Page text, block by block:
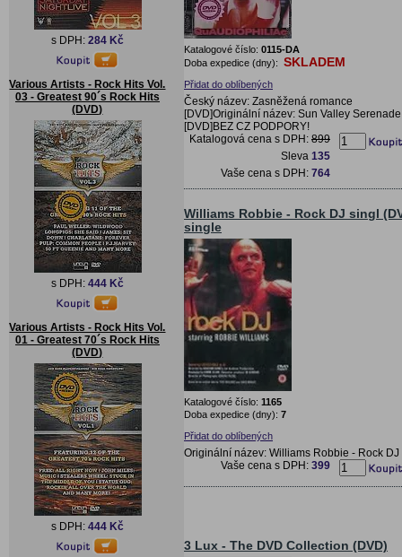
s DPH: 284 Kč
Various Artists - Rock Hits Vol.
03 - Greatest 90´s Rock Hits
(DVD)
s DPH: 444 Kč
Various Artists - Rock Hits Vol.
01 - Greatest 70´s Rock Hits
(DVD)
s DPH: 444 Kč
Katalogové číslo: 0115-DA
Doba expedice (dny): SKLADEM
Přidat do oblíbených
Český název: Zasněžená romance
[DVD]Originální název: Sun Valley Serenade
[DVD]BEZ CZ PODPORY!
Katalogová cena s DPH: 899
Sleva 135
Vaše cena s DPH: 764
Williams Robbie - Rock DJ singl
single
Katalogové číslo: 1165
Doba expedice (dny): 7
Přidat do oblíbených
Originální název: Williams Robbie - Rock DJ
Vaše cena s DPH: 399
3 Lux - The DVD Collection (DVD)